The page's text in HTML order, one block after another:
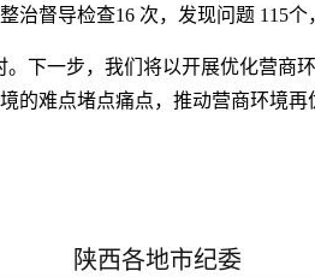
治督导检查16 次，发现问题 115个
下一步，我们将以开展优化营商
的难点堵点痛点，推动营商环境
陕西各地市纪委